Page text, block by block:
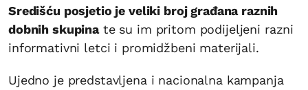
Središću posjetio je veliki broj građana raznih
dobnih skupinate su im pritom podijeljeni razni
informativni letci i promidžbeni materijali.
Ujedno je predstavljena i nacionalna kampanja